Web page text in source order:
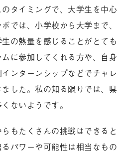
のタイミングで、大学生を中
では、小学校から大学まで
の熱量を感じることがとて
に参加してくれる方や、自
ンターンシップなどでチャ
した。私の知る限りでは、
ないようです。
もたくさんの挑戦はできる
パワーや可能性は相当なも